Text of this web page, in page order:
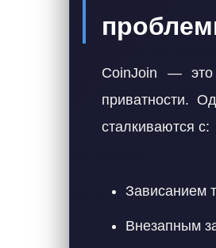
CoinJoin — это
приватности.
сталкиваются с:
Зависанием
Внезапным